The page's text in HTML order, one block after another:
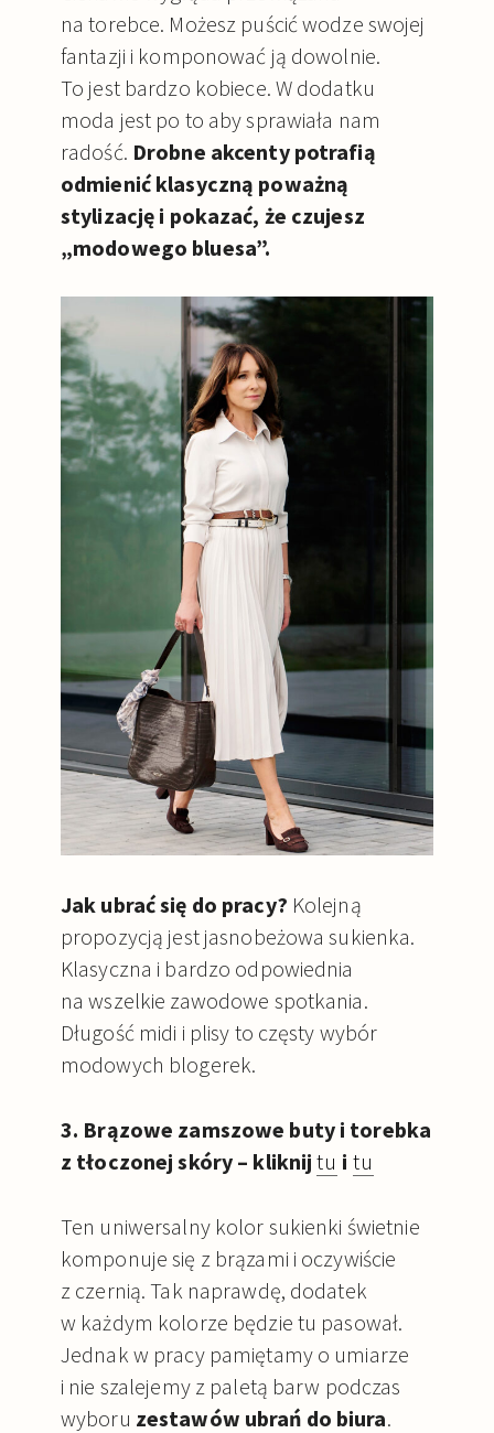
na torebce. Możesz puścić wodze swojej
fantazji i komponować ją dowolnie.
To jest bardzo kobiece. W dodatku
moda jest po to aby sprawiała nam
radość. Drobne akcenty potrafią
odmienić klasyczną poważną
stylizację i pokazać, że czujesz
„modowego bluesa”.
Jak ubrać się do pracy? Kolejną
propozycją jest jasnobeżowa sukienka.
Klasyczna i bardzo odpowiednia
na wszelkie zawodowe spotkania.
Długość midi i plisy to częsty wybór
modowych blogerek.
3. Brązowe zamszowe buty i torebka
z tłoczonej skóry – kliknijtu i tu
Ten uniwersalny kolor sukienki świetnie
komponuje się z brązami i oczywiście
z czernią. Tak naprawdę, dodatek
w każdym kolorze będzie tu pasował.
Jednak w pracy pamiętamy o umiarze
i nie szalejemy z paletą barw podczas
wyboru zestawów ubrań do biura.